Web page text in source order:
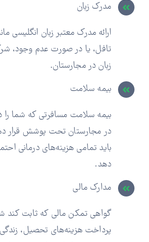
مدرک زبان
ارائه مدرک معتبر زبان انگلیسی
تافل، یا در صورت عدم وجود،
زبان در مجارستان.
بیمه سلامت
بیمه سلامت مسافرتی که شما
در مجارستان تحت پوشش قرار
باید تمامی هزینه‌های درمانی
دهد.
مدارک مالی
گواهی تمکن مالی که ثابت کند
پرداخت هزینه‌های تحصیل،